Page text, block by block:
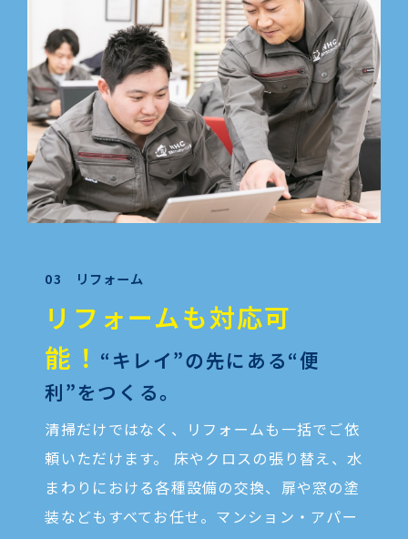
03 リフォーム
リフォームも対応可
能！ “キレイ”の先にある“便
利”をつくる。
清掃だけではなく、リフォームも一括でご依
頼いただけます。 床やクロスの張り替え、水
まわりにおける各種設備の交換、扉や窓の塗
装などもすべてお任せ。マンション・アパー